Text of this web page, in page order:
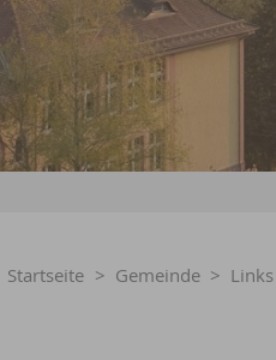
Startseite > Gemeinde > Links